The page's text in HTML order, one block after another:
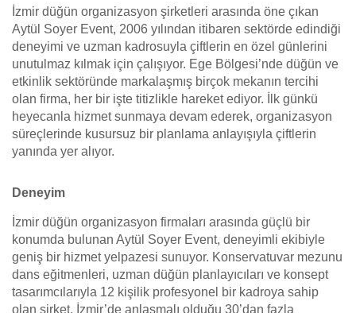
İzmir düğün organizasyon şirketleri arasında öne çıkan
Aytül Soyer Event, 2006 yılından itibaren sektörde edindiği
deneyimi ve uzman kadrosuyla çiftlerin en özel günlerini
unutulmaz kılmak için çalışıyor. Ege Bölgesi’nde düğün ve
etkinlik sektöründe markalaşmış birçok mekanın tercihi
olan firma, her bir işte titizlikle hareket ediyor. İlk günkü
heyecanla hizmet sunmaya devam ederek, organizasyon
süreçlerinde kusursuz bir planlama anlayışıyla çiftlerin
yanında yer alıyor.
Deneyim
İzmir düğün organizasyon firmaları arasında güçlü bir
konumda bulunan Aytül Soyer Event, deneyimli ekibiyle
geniş bir hizmet yelpazesi sunuyor. Konservatuvar mezunu
dans eğitmenleri, uzman düğün planlayıcıları ve konsept
tasarımcılarıyla 12 kişilik profesyonel bir kadroya sahip
olan şirket, İzmir’de anlaşmalı olduğu 30’dan fazla